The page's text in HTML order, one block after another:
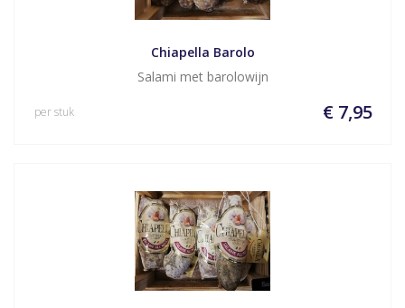
Chiapella Barolo
Salami met barolowijn
€ 7,95
per stuk